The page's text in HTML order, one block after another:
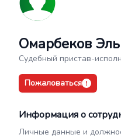
Омарбеков
Судебный пристав-
Пожаловаться
Информация о
Личные данные и